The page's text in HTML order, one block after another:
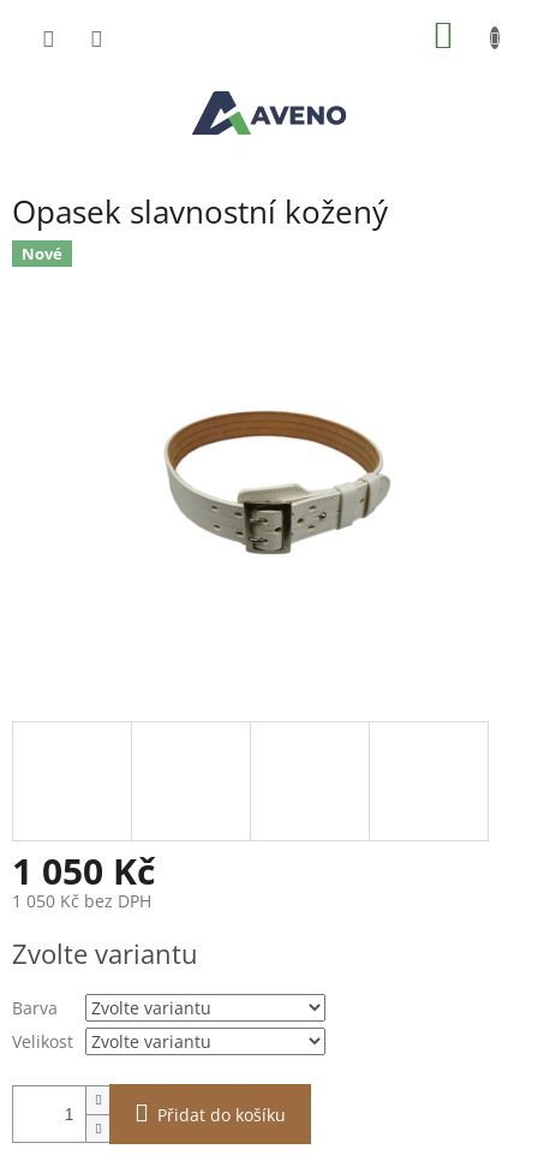
Opasek slavnostní kožený
Nové
1 050 Kč
1 050 Kč bez DPH
cena:
Zvolte variantu
Barva
Velikost
Přidat do košíku